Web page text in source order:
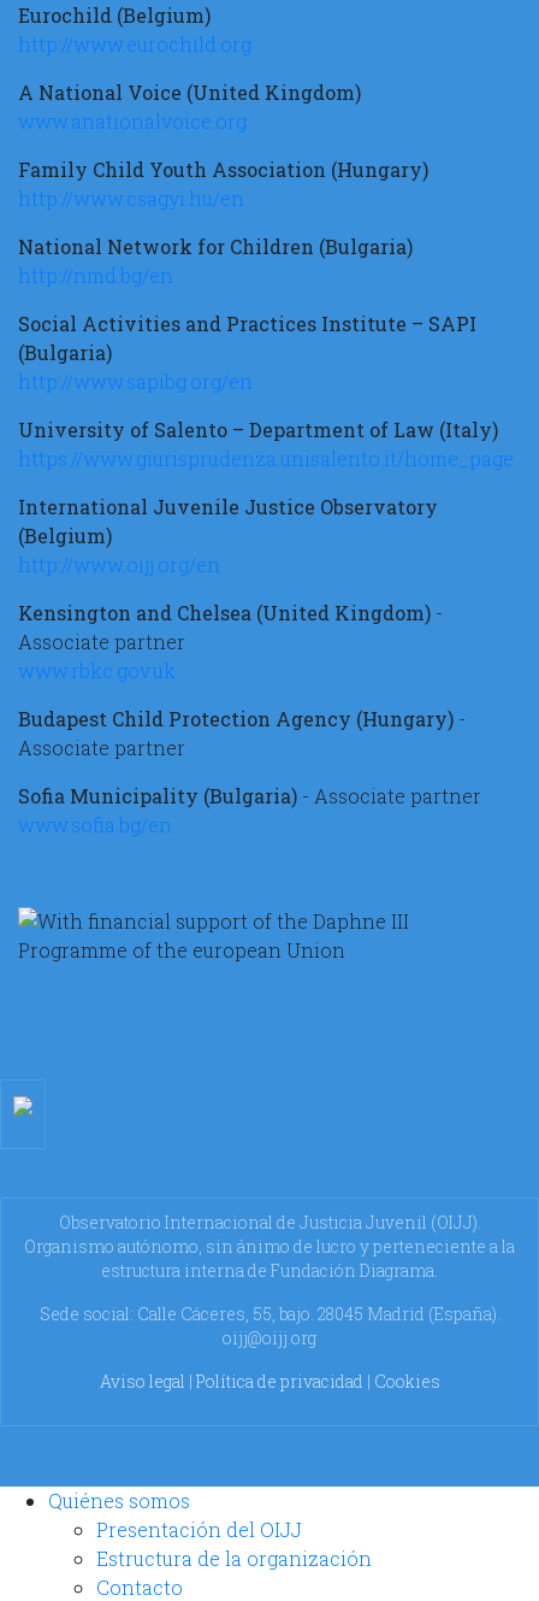
Eurochild (Belgium)
http://www.eurochild.org
A National Voice (United Kingdom)
www.anationalvoice.org
Family Child Youth Association (Hungary)
http://www.csagyi.hu/en
National Network for Children (Bulgaria)
http://nmd.bg/en
Social Activities and Practices Institute – SAPI
(Bulgaria)
http://www.sapibg.org/en
University of Salento – Department of Law (Italy)
https://www.giurisprudenza.unisalento.it/home_page
International Juvenile Justice Observatory
(Belgium)
http://www.oijj.org/en
Kensington and Chelsea (United Kingdom) -
Associate partner
www.rbkc.gov.uk
Budapest Child Protection Agency (Hungary) -
Associate partner
Sofia Municipality (Bulgaria) - Associate partner
www.sofia.bg/en
Observatorio Internacional de Justicia Juvenil (OIJJ).
Organismo autónomo, sin ánimo de lucro y perteneciente a la
estructura interna de Fundación Diagrama.
Sede social: Calle Cáceres, 55, bajo. 28045 Madrid (España).
oijj@oijj.org
Aviso legal | Política de privacidad | Cookies
Quiénes somos
Presentación del OIJJ
Estructura de la organización
Contacto